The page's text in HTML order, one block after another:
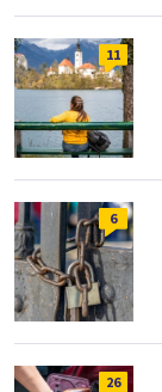
11
6
26